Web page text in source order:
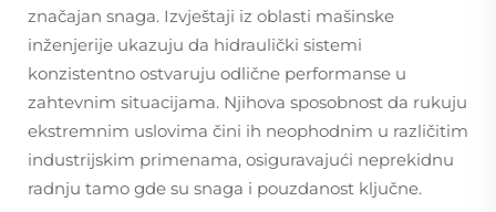
značajan snaga. Izvještaji iz oblasti mašinske
inženjerije ukazuju da hidraulički sistemi
konzistentno ostvaruju odlične performanse u
zahtevnim situacijama. Njihova sposobnost da rukuju
ekstremnim uslovima čini ih neophodnim u različitim
industrijskim primenama, osiguravajući neprekidnu
radnju tamo gde su snaga i pouzdanost ključne.